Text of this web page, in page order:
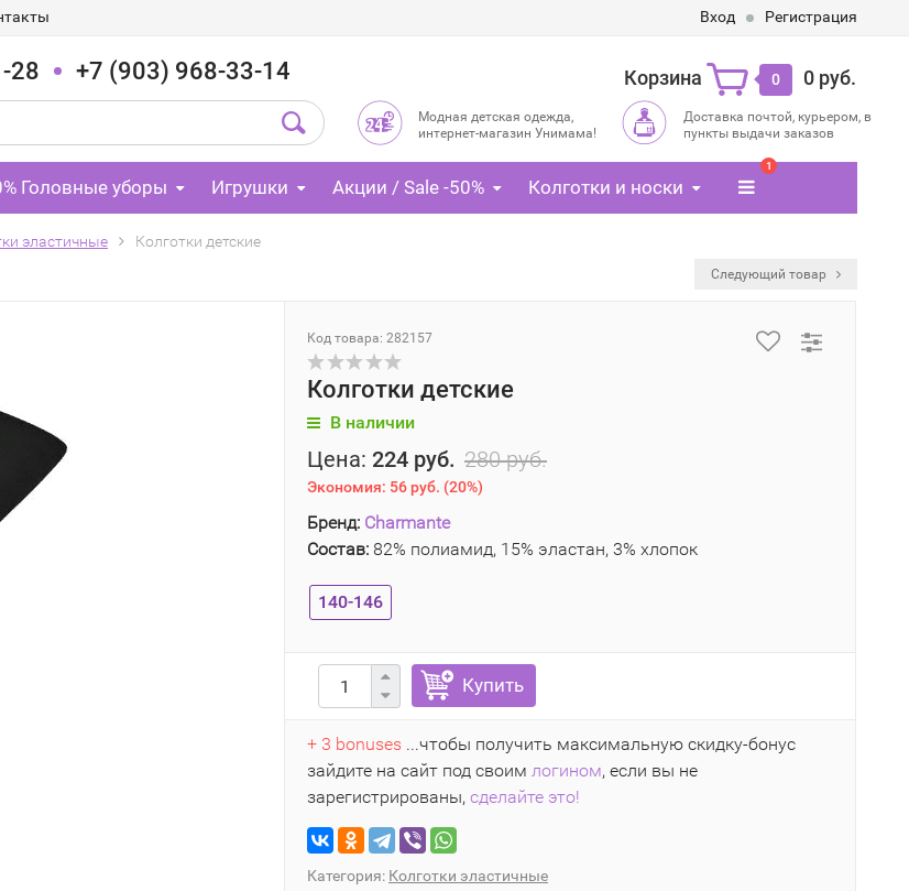
Вход Регистрация
28 +7 (903) 968-33-14 Корзина 0 0 руб.
Модная детская одежда,
интернет-магазин Унимама!
Доставка почтой, курьером, в
пункты выдачи заказов
Головные уборы Игрушки Акции / Sale -50% Колготки и носки
1
эластичные Колготки детские
Следующий товар
Код товара: 282157
Колготки детские
В наличии
Цена: 224 руб. 280 руб.
Экономия: 56 руб. (20%)
Бренд: Charmante
Состав: 82% полиамид, 15% эластан, 3% хлопок
140-146
Купить
+ 3 bonuses ...чтобы получить максимальную скидку-бонус
зайдите на сайт под своим логином, если вы не
зарегистрированы, сделайте это!
Категория: Колготки эластичные